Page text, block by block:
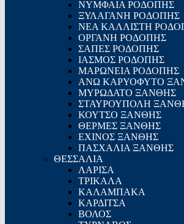
ΝΥΜΦΑΙΑ ΡΟΔΟΠΗΣ
ΞΥΛΑΓΑΝΗ ΡΟΔΟΠΗΣ
ΝΕΑ ΚΑΛΛΙΣΤΗ
ΟΡΓΑΝΗ ΡΟΔΟΠΗΣ
ΣΑΠΕΣ ΡΟΔΟΠΗΣ
ΙΑΣΜΟΣ ΡΟΔΟΠΗΣ
ΜΑΡΩΝΕΙΑ ΡΟΔΟΠΗΣ
ΑΝΩ ΚΑΡΥΟΦΥΤΟ
ΜΥΡΩΔΑΤΟ ΞΑΝΘΗΣ
ΣΤΑΥΡΟΥΠΟΛΗ
ΚΟΥΤΣΟ ΞΑΝΘΗΣ
ΘΕΡΜΕΣ ΞΑΝΘΗΣ
ΕΧΙΝΟΣ ΞΑΝΘΗΣ
ΠΑΣΧΑΛΙΑ ΞΑΝΘΗΣ
ΘΕΣΣΑΛΙΑ
ΛΑΡΙΣΑ
ΤΡΙΚΑΛΑ
ΚΑΛΑΜΠΑΚΑ
ΚΑΡΔΙΤΣΑ
ΒΟΛΟΣ